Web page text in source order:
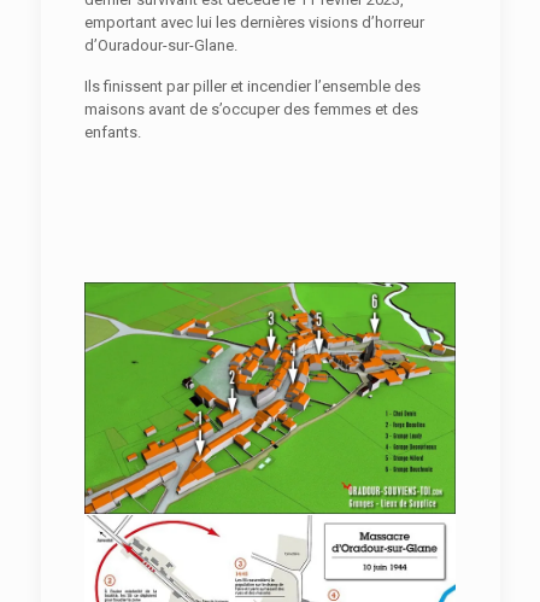
emportant avec lui les dernières visions d’horreur
d’Ouradour-sur-Glane.
Ils finissent par piller et incendier l’ensemble des
maisons avant de s’occuper des femmes et des
enfants.